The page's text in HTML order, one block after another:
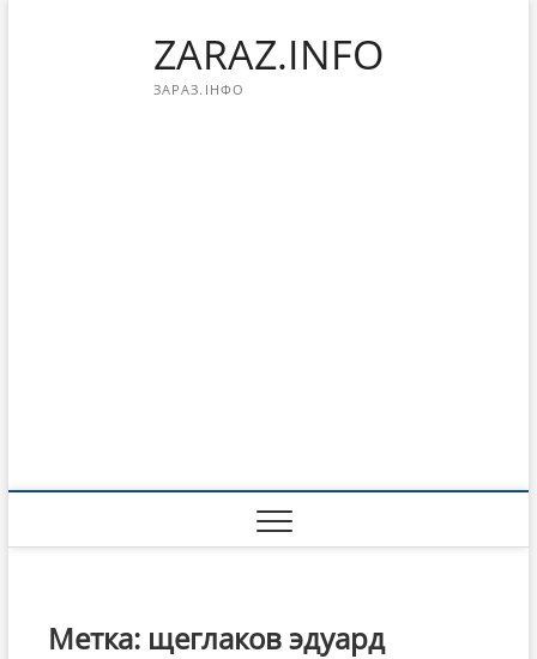
ZARAZ.INFO
ЗАРАЗ.ІНФО
Метка: щеглаков эдуард